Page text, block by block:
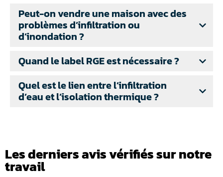
Peut-on vendre une maison avec des
problèmes d’infiltration ou
d’inondation ?
Quand le label RGE est nécessaire ?
Quel est le lien entre l’infiltration
d’eau et l’isolation thermique ?
Les derniers avis vérifiés sur notre
travail